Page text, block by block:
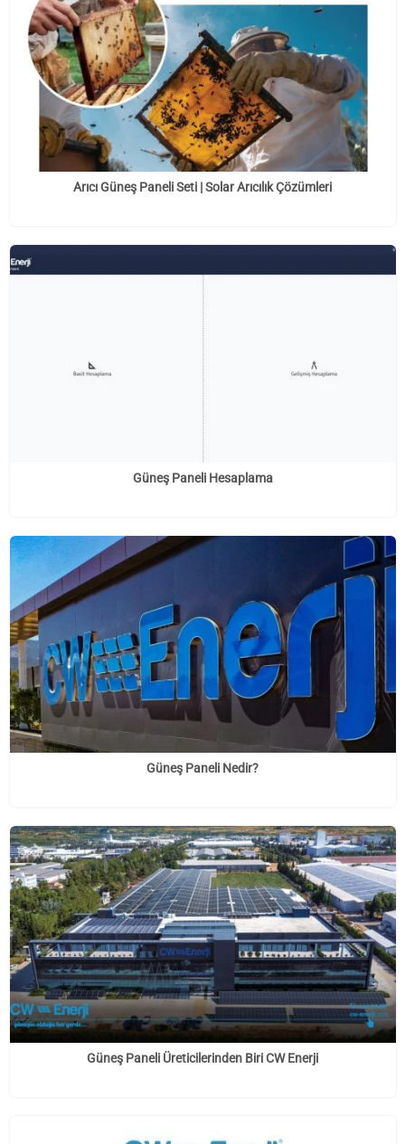
Arıcı Güneş Paneli Seti | Solar Arıcılık Çözümleri
Güneş Paneli Hesaplama
Güneş Paneli Nedir?
Güneş Paneli Üreticilerinden Biri CW Enerji